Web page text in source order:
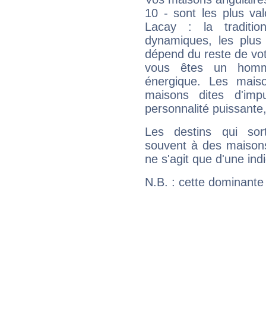
10 - sont les plus
Lacay : la
dynamiques, les
dépend du reste de
vous êtes un
énergique. Les
maisons dites
personnalité
Les destins qui
souvent à des
ne s'agit que d'une
N.B. : cette